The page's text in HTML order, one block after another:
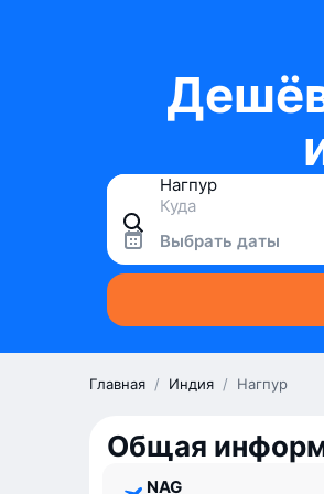
Выбрать даты
Главная / Индия / Нагпур
Общая
NAG